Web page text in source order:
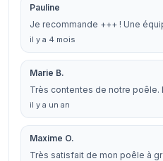
Pauline
Je recommande +++ ! Une
il y a 4 mois
Marie B.
Très contentes de notre poêle.
il y a un an
Maxime O.
Très satisfait de mon poêle à